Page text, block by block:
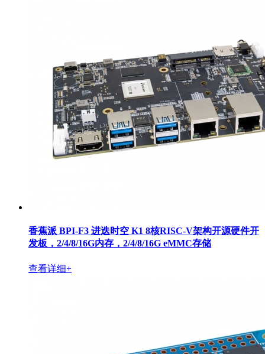
香蕉派 BPI-F3 进迭时空 K1 8核RISC-V架构开源硬件开
发板，2/4/8/16G内存，2/4/8/16G eMMC存储
查看详细+